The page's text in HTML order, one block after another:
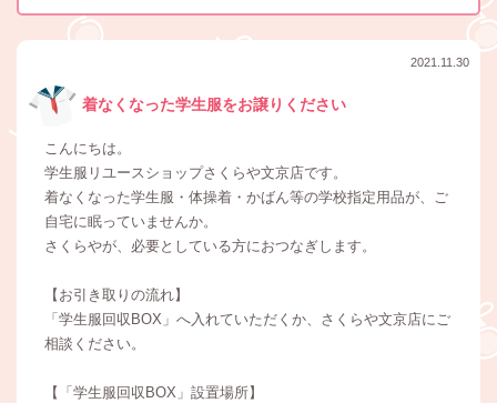
2021.11.30
着なくなった学生服をお譲りください
こんにちは。
学生服リユースショップさくらや文京店です。
着なくなった学生服・体操着・かばん等の学校指定用品が、ご
自宅に眠っていませんか。
さくらやが、必要としている方におつなぎします。
【お引き取りの流れ】
「学生服回収BOX」へ入れていただくか、さくらや文京店にご
相談ください。
【「学生服回収BOX」設置場所】